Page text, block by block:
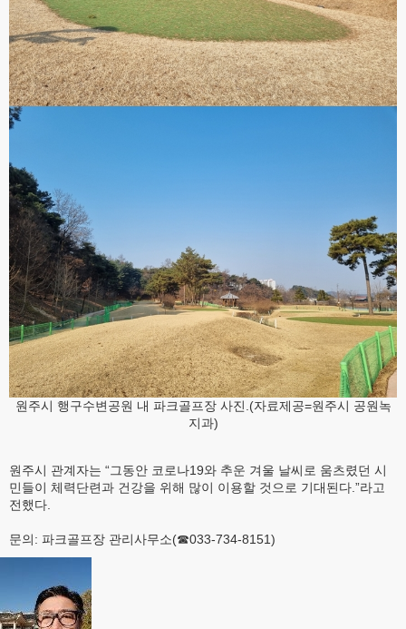
원주시 행구수변공원 내 파크골프장 사진.(자료제공=원주시 공원녹
지과)
원주시 관계자는 “그동안 코로나19와 추운 겨울 날씨로 움츠렸던 시
민들이 체력단련과 건강을 위해 많이 이용할 것으로 기대된다.”라고
전했다.
문의: 파크골프장 관리사무소(☎033-734-8151)